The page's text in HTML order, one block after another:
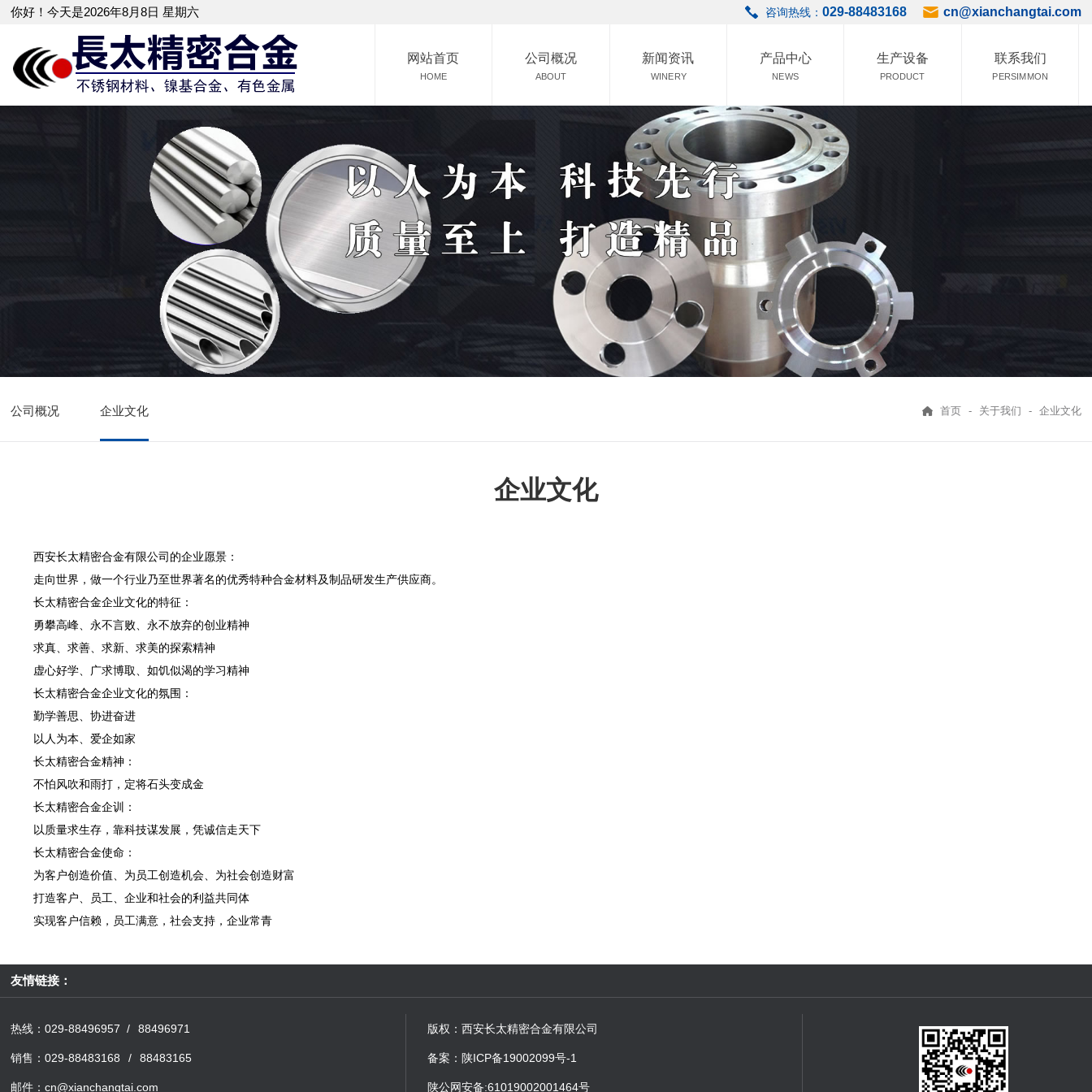
你好！今天是2026年8月8日 星期六 咨询热线： 029-88483168 cn@xianchangtai.com
网站首页
HOME
公司概况
ABOUT
新闻资讯
WINERY
产品中心
NEWS
生产设备
PRODUCT
联系我们
PERSIMMON
公司概况 企业文化 首页 - 关于我们 - 企业文化
企业文化
西安长太精密合金有限公司 的企业愿景：
走向世界，做一个行业乃至世界著名的优秀特种合金材料及制品研发生产供应商。
长太精密合金企业文化的特征：
勇攀高峰、永不言败、永不放弃的创业精神
求真、求善、求新、求美的探索精神
虚心好学、广求博取、如饥似渴的学习精神
长太精密合金企业文化的氛围：
勤学善思、协进奋进
以人为本、爱企如家
长太精密合金精神：
不怕风吹和雨打，定将石头变成金
长太精密合金企训：
以质量求生存，靠科技谋发展，凭诚信走天下
长太精密合金使命：
为客户创造价值、为员工创造机会、为社会创造财富
打造客户、员工、企业和社会的利益共同体
实现客户信赖，员工满意，社会支持，企业常青
友情链接：
热线：029-88496957 / 88496971
销售：029-88483168 / 88483165
邮件：cn@xianchangtai.com
版权：西安长太精密合金有限公司
备案： 陕ICP备19002099号-1
陕公网安备:61019002001464号